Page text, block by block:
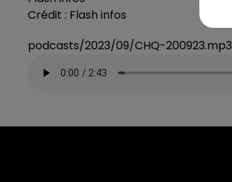
Crédit : Flash infos
podcasts/2023/09/CHQ-200923.mp3